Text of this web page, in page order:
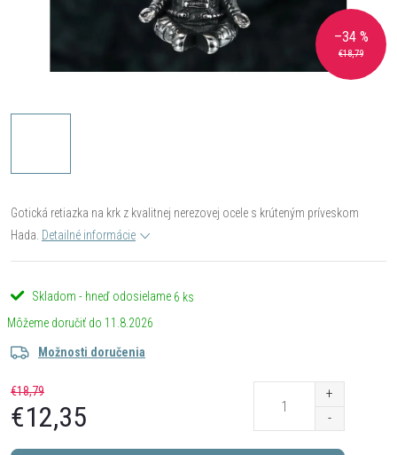
€18,79
–34 %
Gotická retiazka na krk z kvalitnej nerezovej ocele s krúteným príveskom
Hada. Detailné informácie
Skladom - hneď odosielame 6 ks
11.8.2026
Možnosti doručenia
€18,79
€12,35